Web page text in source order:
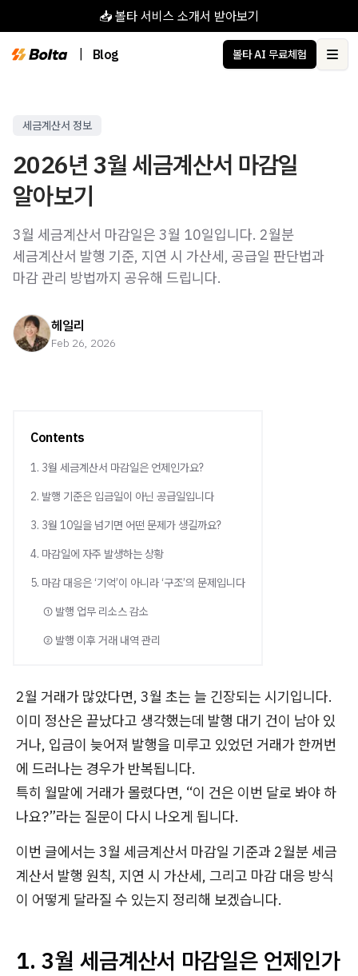
📥 볼타 서비스 소개서 받아보기
Blog 볼타 AI 무료체험
세금계산서 정보
2026년 3월 세금계산서 마감일
알아보기
3월 세금계산서 마감일은 3월 10일입니다. 2월분
세금계산서 발행 기준, 지연 시 가산세, 공급일 판단법과
마감 관리 방법까지 공유해 드립니다.
헤일리
Feb 26, 2026
Contents
1. 3월 세금계산서 마감일은 언제인가요?
2. 발행 기준은 입금일이 아닌 공급일입니다
3. 3월 10일을 넘기면 어떤 문제가 생길까요?
4. 마감일에 자주 발생하는 상황
5. 마감 대응은 ‘기억’이 아니라 ‘구조’의 문제입니다
① 발행 업무 리소스 감소
② 발행 이후 거래 내역 관리
2월 거래가 많았다면, 3월 초는 늘 긴장되는 시기입니다.
이미 정산은 끝났다고 생각했는데 발행 대기 건이 남아 있
거나, 입금이 늦어져 발행을 미루고 있었던 거래가 한꺼번
에 드러나는 경우가 반복됩니다.
특히 월말에 거래가 몰렸다면, “이 건은 이번 달로 봐야 하
나요?”라는 질문이 다시 나오게 됩니다.
이번 글에서는 3월 세금계산서 마감일 기준과 2월분 세금
계산서 발행 원칙, 지연 시 가산세, 그리고 마감 대응 방식
이 어떻게 달라질 수 있는지 정리해 보겠습니다.
1. 3월 세금계산서 마감일은 언제인가